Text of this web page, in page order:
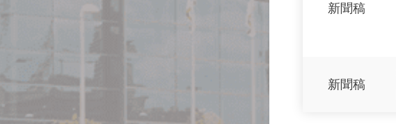
新聞稿
新聞稿